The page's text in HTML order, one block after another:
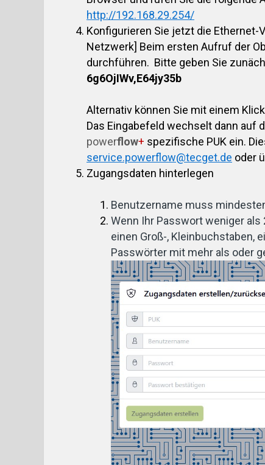
http://192.168.29.254/
Konfigurieren Sie jetzt die Ethernet-
Netzwerk] Beim ersten Aufruf der
durchführen. Bitte geben Sie
6g6OjIWv,E64jy35b
Alternativ können Sie mit einem
Das Eingabefeld wechselt dann auf
powerflow+ spezifische PUK ein.
service.powerflow@tecget.de oder
Zugangsdaten hinterlegen
Benutzername muss
Wenn Ihr Passwort weniger
einen Groß-, Kleinbuchstaben,
Passwörter mit mehr als oder